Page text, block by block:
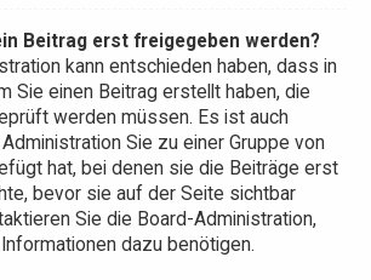
Beitrag erst freigegeben werden?
kann entschieden haben, dass in
Sie einen Beitrag erstellt haben, die
werden müssen. Es ist auch
Sie zu einer Gruppe von
hat, bei denen sie die Beiträge erst
bevor sie auf der Seite sichtbar
Sie die Board-Administration,
dazu benötigen.